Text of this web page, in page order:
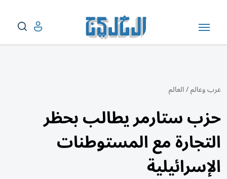
عرب وعالم/العالم
حزب ستارمر يطالب بحظر
التجارة مع المستوطنات
الإسرائيلية